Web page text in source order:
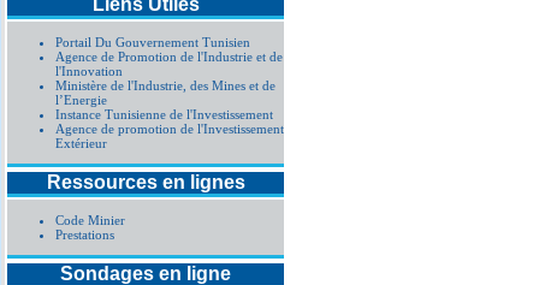
Liens Utiles
Portail Du Gouvernement Tunisien
Agence de Promotion de l'Industrie et de
l'Innovation
Ministère de l'Industrie, des Mines et de
l’Energie
Instance Tunisienne de l'Investissement
Agence de promotion de l'Investissement
Extérieur
Ressources en lignes
Code Minier
Prestations
Sondages en ligne